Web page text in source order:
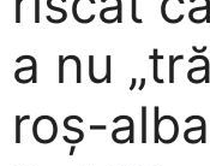
a nu
roș-